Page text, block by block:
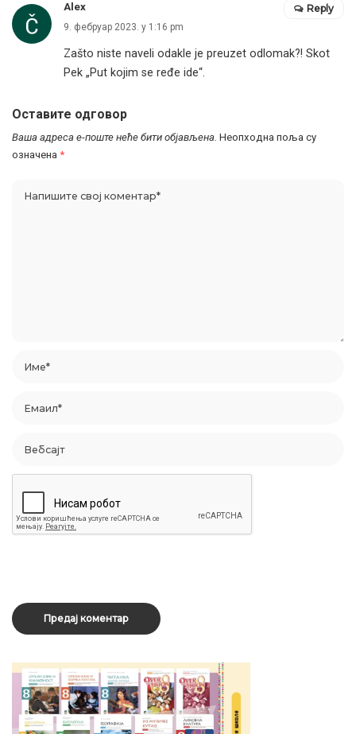
Alex
9. фебруар 2023. у 1:16 pm
Zašto niste naveli odakle je preuzet odlomak?! Skot
Pek „Put kojim se ređe ide“.
Reply
Оставите одговор
Ваша адреса е-поште неће бити објављена. Неопходна поља су
означена *